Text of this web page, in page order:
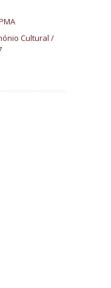
Cultural /